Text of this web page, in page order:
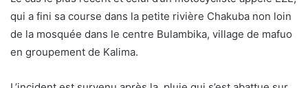
qui a fini sa course dans la petite rivière Chakuba non loin
de la mosquée dans le centre Bulambika, village de mafuo
en groupement de Kalima.